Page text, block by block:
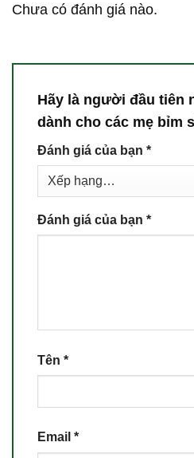
Chưa có đánh giá nào.
Hãy là người đầu tiên
dành cho các mẹ bỉm
Đánh giá của bạn *
Đánh giá của bạn *
Tên *
Email *